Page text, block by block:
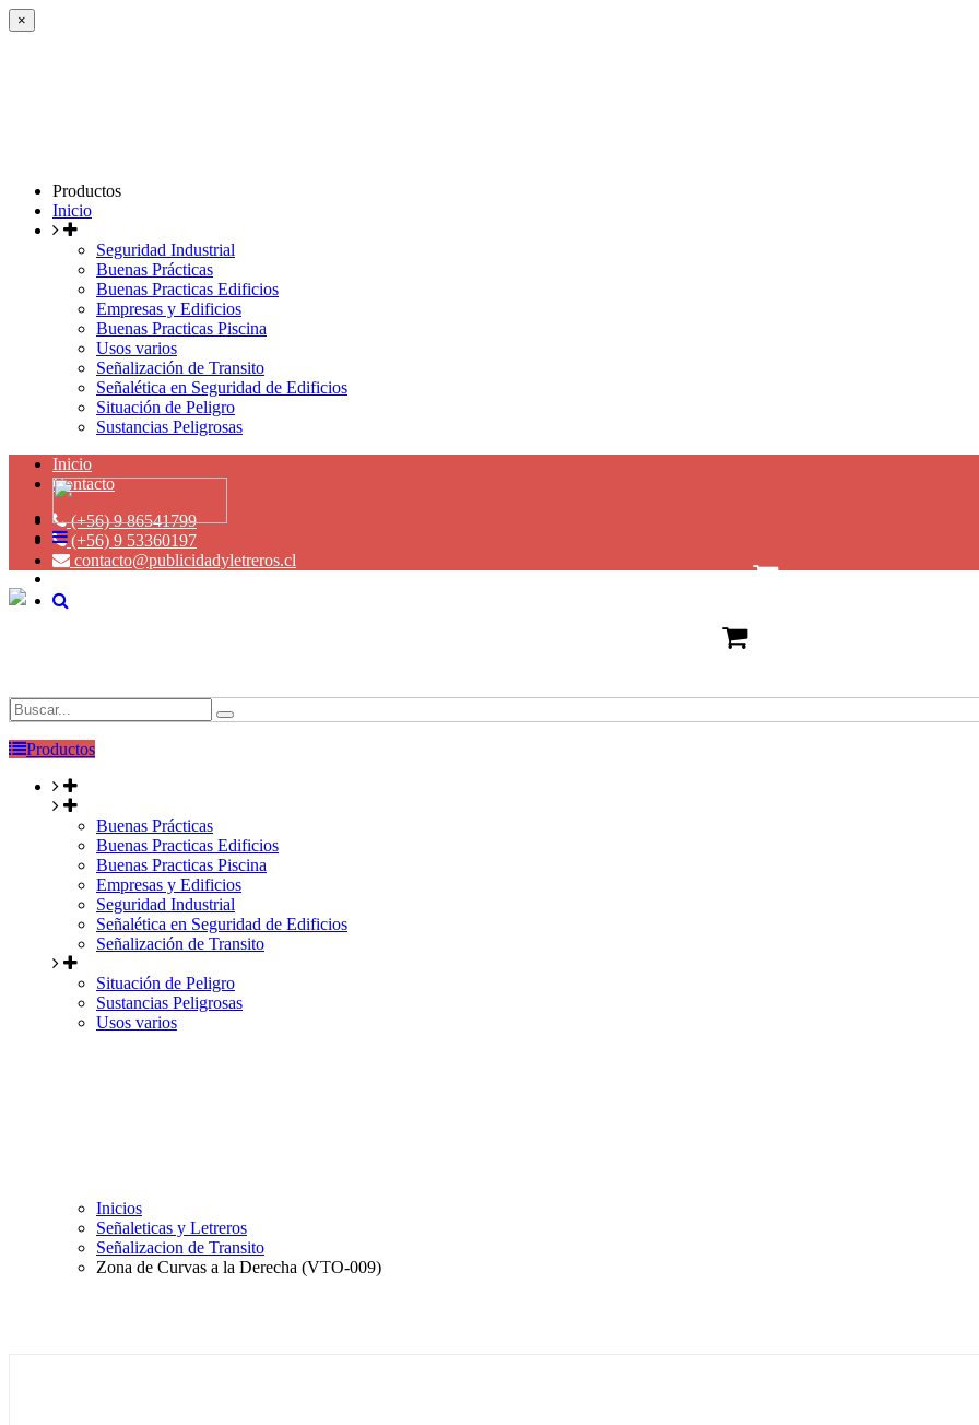
×
Productos
Inicio
Seguridad Industrial
Buenas Prácticas
Buenas Practicas Edificios
Empresas y Edificios
Buenas Practicas Piscina
Usos varios
Señalización de Transito
Señalética en Seguridad de Edificios
Situación de Peligro
Sustancias Peligrosas
Inicio
Contacto
(+56) 9 86541799
(+56) 9 53360197
contacto@publicidadyletreros.cl
Productos
Buenas Prácticas
Buenas Practicas Edificios
Buenas Practicas Piscina
Empresas y Edificios
Seguridad Industrial
Señalética en Seguridad de Edificios
Señalización de Transito
Situación de Peligro
Sustancias Peligrosas
Usos varios
Inicios
Señaleticas y Letreros
Señalizacion de Transito
Zona de Curvas a la Derecha (VTO-009)